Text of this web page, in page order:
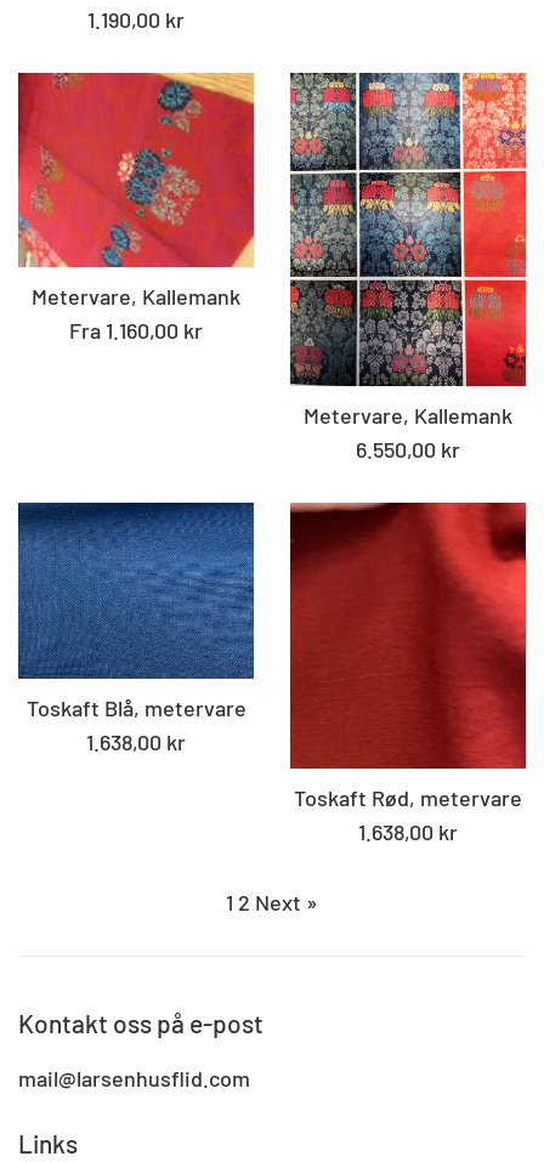
Standard
1.190,00 kr
Metervare, Kallemank
Fra 1.160,00 kr
Metervare, Kallemank
Standard
6.550,00 kr
Toskaft Blå, metervare
Standard
1.638,00 kr
Toskaft Rød, metervare
Standard
1.638,00 kr
1 2 Next »
Kontakt oss på e-post
mail@larsenhusflid.com
Links